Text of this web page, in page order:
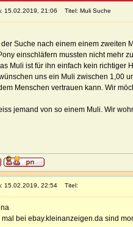
15.02.2019, 21:06 Titel: Muli Suche
Suche nach einem einem zweiten
einschläfern mussten nicht mehr
Muli ist für ihn einfach kein richtiger
uns ein Muli zwischen 1,00
Menschen vertrauen kann. Wir
jemand von so einem Muli. Wir
15.02.2019, 22:54 Titel:
mal bei ebay.kleinanzeigen.da sind